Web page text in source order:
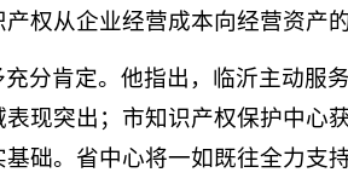
权从企业经营成本向经营资产的
分肯定。他指出，临沂主动服
现突出；市知识产权保护中心
础。省中心将一如既往全力支